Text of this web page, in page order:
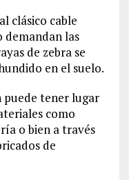
clásico cable
las
de zebra se
en el suelo.
puede tener lugar
como
o bien a través
de